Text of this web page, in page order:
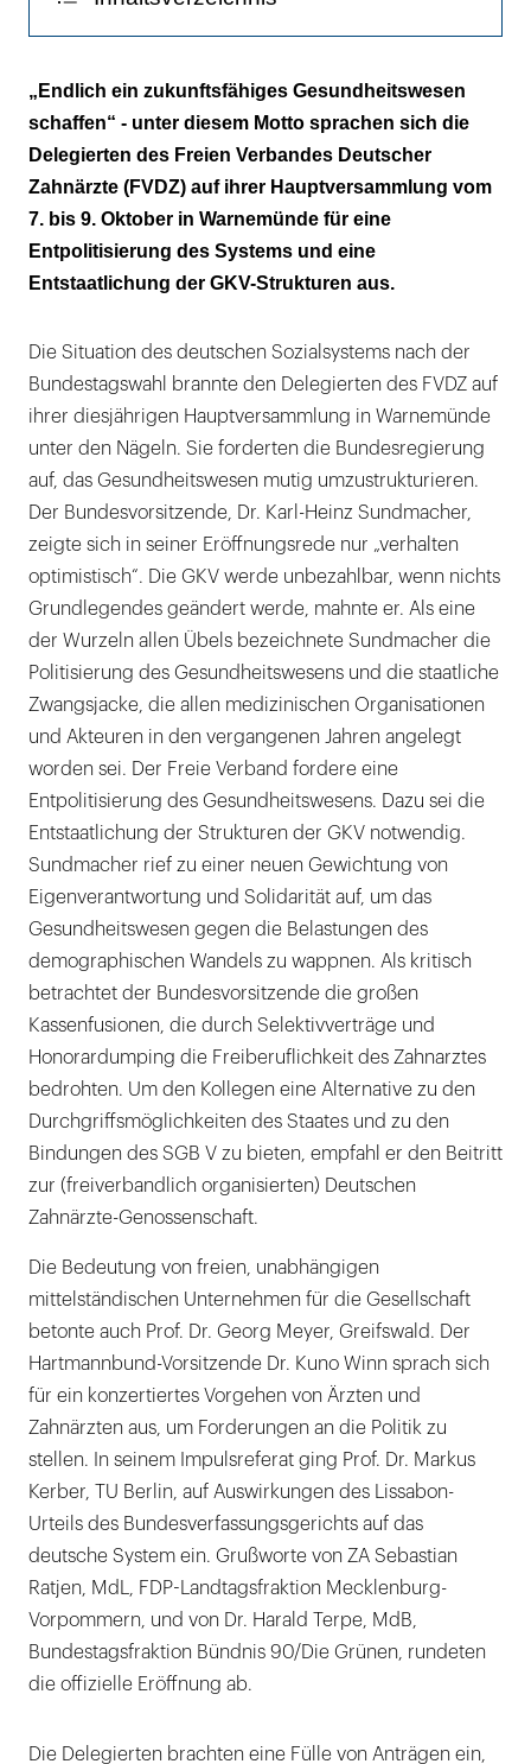
Fülle weiterer Anträge
„Endlich ein zukunftsfähiges Gesundheitswesen
schaffen“ - unter diesem Motto sprachen sich die
Delegierten des Freien Verbandes Deutscher
Zahnärzte (FVDZ) auf ihrer Hauptversammlung vom
7. bis 9. Oktober in Warnemünde für eine
Entpolitisierung des Systems und eine
Entstaatlichung der GKV-Strukturen aus.
Die Situation des deutschen Sozialsystems nach der
Bundestagswahl brannte den Delegierten des FVDZ auf
ihrer diesjährigen Hauptversammlung in Warnemünde
unter den Nägeln. Sie forderten die Bundesregierung
auf, das Gesundheitswesen mutig umzustrukturieren.
Der Bundesvorsitzende, Dr. Karl-Heinz Sundmacher,
zeigte sich in seiner Eröffnungsrede nur „verhalten
optimistisch“. Die GKV werde unbezahlbar, wenn nichts
Grundlegendes geändert werde, mahnte er. Als eine
der Wurzeln allen Übels bezeichnete Sundmacher die
Politisierung des Gesundheitswesens und die staatliche
Zwangsjacke, die allen medizinischen Organisationen
und Akteuren in den vergangenen Jahren angelegt
worden sei. Der Freie Verband fordere eine
Entpolitisierung des Gesundheitswesens. Dazu sei die
Entstaatlichung der Strukturen der GKV notwendig.
Sundmacher rief zu einer neuen Gewichtung von
Eigenverantwortung und Solidarität auf, um das
Gesundheitswesen gegen die Belastungen des
demographischen Wandels zu wappnen. Als kritisch
betrachtet der Bundesvorsitzende die großen
Kassenfusionen, die durch Selektivverträge und
Honorardumping die Freiberuflichkeit des Zahnarztes
bedrohten. Um den Kollegen eine Alternative zu den
Durchgriffsmöglichkeiten des Staates und zu den
Bindungen des SGB V zu bieten, empfahl er den Beitritt
zur (freiverbandlich organisierten) Deutschen
Zahnärzte-Genossenschaft.
Die Bedeutung von freien, unabhängigen
mittelständischen Unternehmen für die Gesellschaft
betonte auch Prof. Dr. Georg Meyer, Greifswald. Der
Hartmannbund-Vorsitzende Dr. Kuno Winn sprach sich
für ein konzertiertes Vorgehen von Ärzten und
Zahnärzten aus, um Forderungen an die Politik zu
stellen. In seinem Impulsreferat ging Prof. Dr. Markus
Kerber, TU Berlin, auf Auswirkungen des Lissabon-
Urteils des Bundesverfassungsgerichts auf das
deutsche System ein. Grußworte von ZA Sebastian
Ratjen, MdL, FDP-Landtagsfraktion Mecklenburg-
Vorpommern, und von Dr. Harald Terpe, MdB,
Bundestagsfraktion Bündnis 90/Die Grünen, rundeten
die offizielle Eröffnung ab.
Die Delegierten brachten eine Fülle von Anträgen ein,